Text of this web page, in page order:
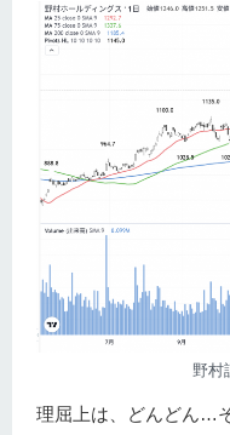
野村
理屈上は、どんどん…